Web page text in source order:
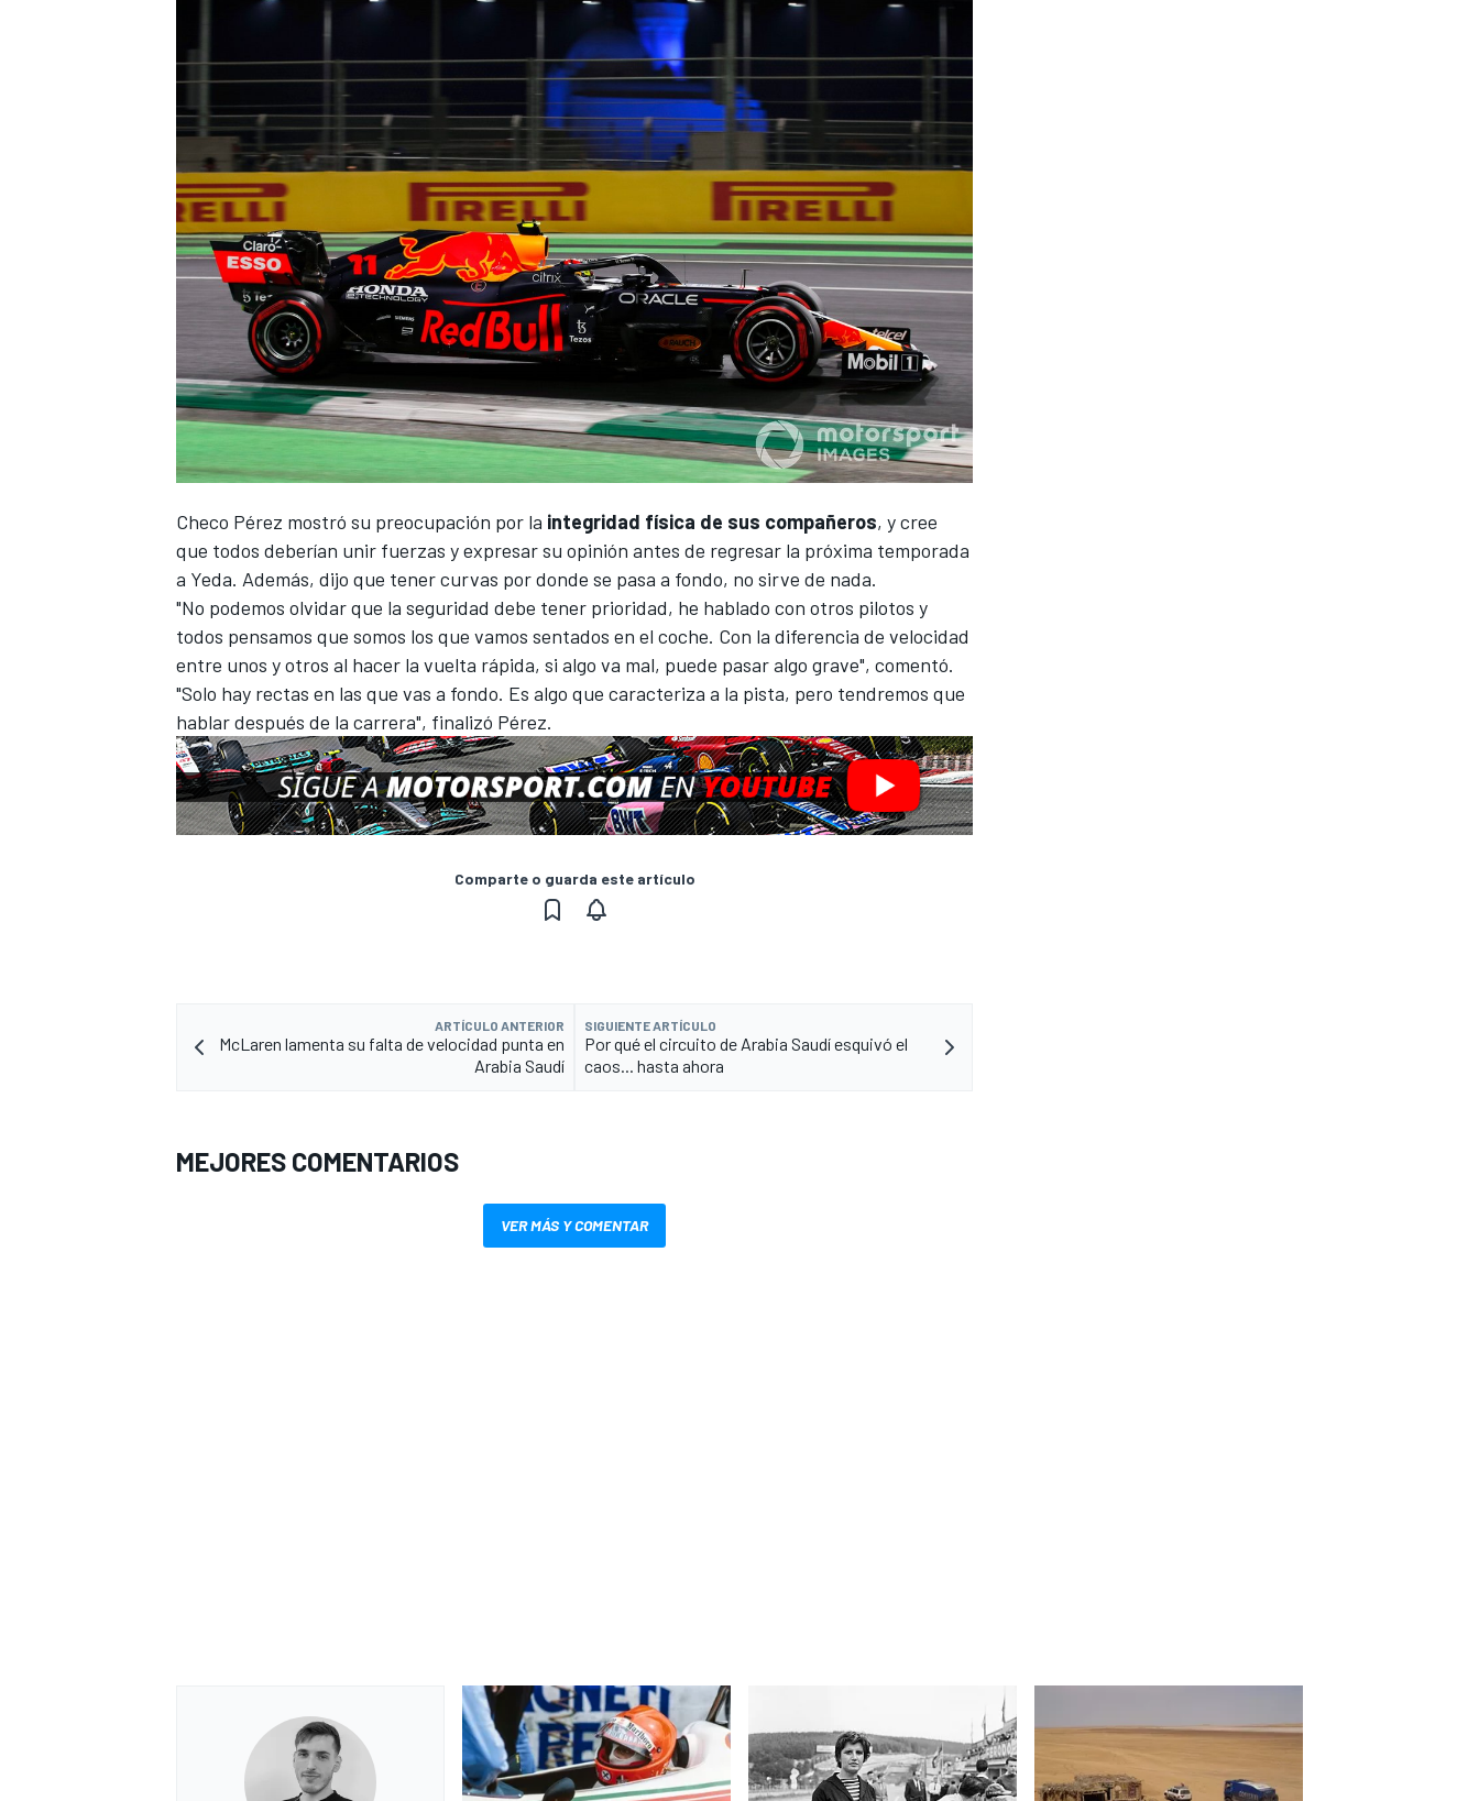
MÁS CATEGORÍAS
Checo Pérez mostró su preocupación por la integridad física de sus compañeros, y cree
que todos deberían unir fuerzas y expresar su opinión antes de regresar la próxima temporada
a Yeda. Además, dijo que tener curvas por donde se pasa a fondo, no sirve de nada.
"No podemos olvidar que la seguridad debe tener prioridad, he hablado con otros pilotos y
todos pensamos que somos los que vamos sentados en el coche. Con la diferencia de velocidad
entre unos y otros al hacer la vuelta rápida, si algo va mal, puede pasar algo grave", comentó.
"Solo hay rectas en las que vas a fondo. Es algo que caracteriza a la pista, pero tendremos que
hablar después de la carrera", finalizó Pérez.
Comparte o guarda este artículo
ARTÍCULO ANTERIOR
McLaren lamenta su falta de velocidad punta en
Arabia Saudí
SIGUIENTE ARTÍCULO
Por qué el circuito de Arabia Saudí esquivó el
caos... hasta ahora
MEJORES COMENTARIOS
VER MÁS Y COMENTAR